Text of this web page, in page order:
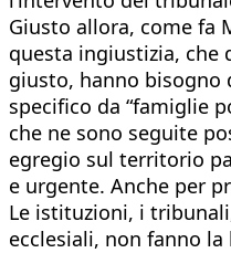
Giusto allora, come fa
questa ingiustizia, che
giusto, hanno bisogno
specifico da “famiglie
che ne sono seguite
egregio sul territorio
e urgente. Anche per
Le istituzioni, i
ecclesiali, non fanno